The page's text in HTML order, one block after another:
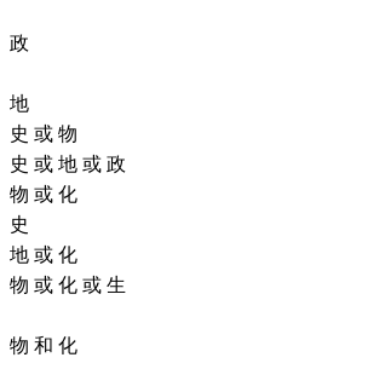
政
地
史 或 物
史 或 地 或 政
物 或 化
史
地 或 化
物 或 化 或 生
物 和 化